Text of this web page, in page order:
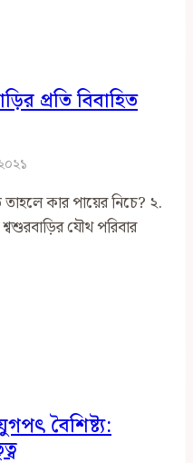
প্রতি বিবাহিত
তাহলে কার পায়ের নিচে? ২.
যৌথ পরিবার
বৈশিষ্ট্য: